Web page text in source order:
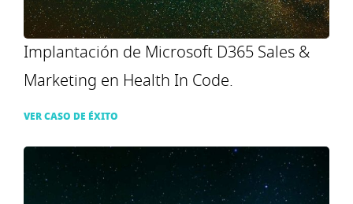
Implantación de Microsoft D365 Sales &
Marketing en Health In Code.
VER CASO DE ÉXITO